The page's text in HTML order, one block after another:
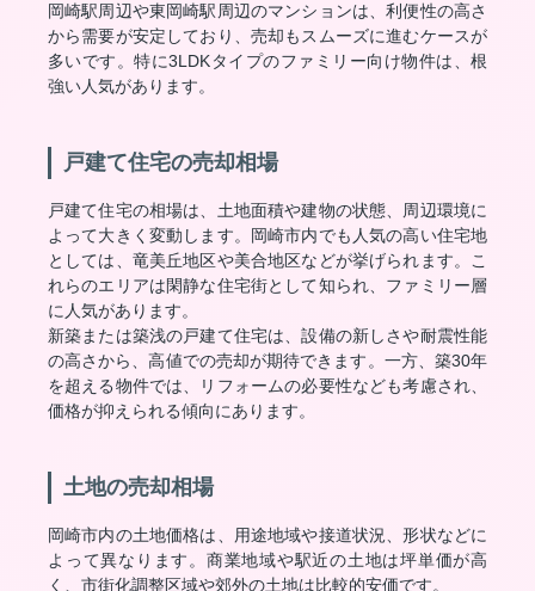
岡崎駅周辺や東岡崎駅周辺のマンションは、利便性の高さ
から需要が安定しており、売却もスムーズに進むケースが
多いです。特に3LDKタイプのファミリー向け物件は、根
強い人気があります。
戸建て住宅の売却相場
戸建て住宅の相場は、土地面積や建物の状態、周辺環境に
よって大きく変動します。岡崎市内でも人気の高い住宅地
としては、竜美丘地区や美合地区などが挙げられます。こ
れらのエリアは閑静な住宅街として知られ、ファミリー層
に人気があります。
新築または築浅の戸建て住宅は、設備の新しさや耐震性能
の高さから、高値での売却が期待できます。一方、築30年
を超える物件では、リフォームの必要性なども考慮され、
価格が抑えられる傾向にあります。
土地の売却相場
岡崎市内の土地価格は、用途地域や接道状況、形状などに
よって異なります。商業地域や駅近の土地は坪単価が高
く、市街化調整区域や郊外の土地は比較的安価です。